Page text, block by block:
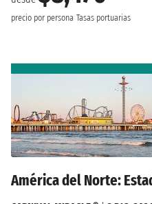
precio por persona Tasas portuarias
América del Norte: